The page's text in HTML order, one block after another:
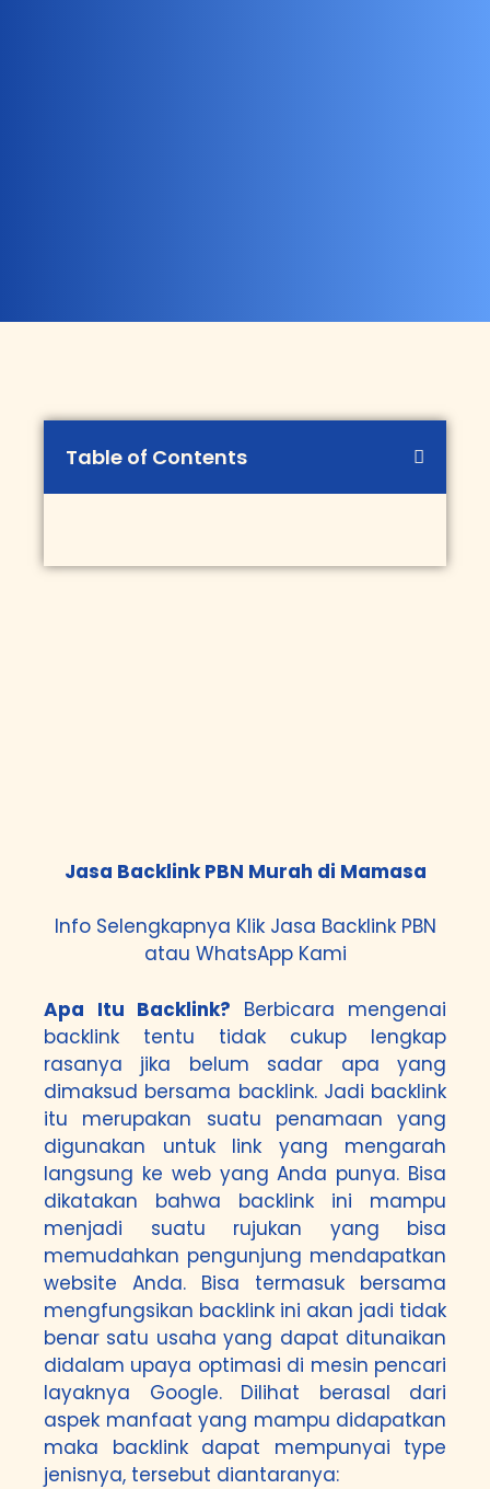
Table of Contents
Jasa Backlink PBN Murah di Mamasa
Info Selengkapnya Klik Jasa Backlink PBN
atau WhatsApp Kami
Apa Itu Backlink? Berbicara mengenai
backlink tentu tidak cukup lengkap
rasanya jika belum sadar apa yang
dimaksud bersama backlink. Jadi backlink
itu merupakan suatu penamaan yang
digunakan untuk link yang mengarah
langsung ke web yang Anda punya. Bisa
dikatakan bahwa backlink ini mampu
menjadi suatu rujukan yang bisa
memudahkan pengunjung mendapatkan
website Anda. Bisa termasuk bersama
mengfungsikan backlink ini akan jadi tidak
benar satu usaha yang dapat ditunaikan
didalam upaya optimasi di mesin pencari
layaknya Google. Dilihat berasal dari
aspek manfaat yang mampu didapatkan
maka backlink dapat mempunyai type
jenisnya, tersebut diantaranya: